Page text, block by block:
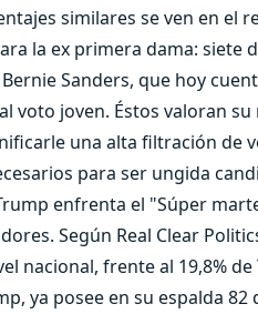
similares se ven en el
la ex primera dama: siete
Sanders, que hoy
voto joven. Éstos valoran
una alta filtración de
para ser ungida
enfrenta el "Súper
Según Real Clear
nacional, frente al 19,8% de
ya posee en su espalda 82